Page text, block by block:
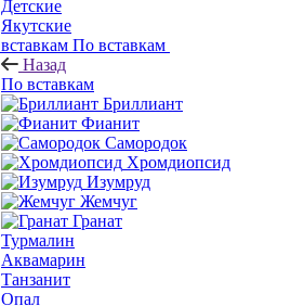
Детские
Якутские
По вставкам
Назад
По вставкам
Бриллиант
Фианит
Самородок
Хромдиопсид
Изумруд
Жемчуг
Гранат
Турмалин
Аквамарин
Танзанит
Опал